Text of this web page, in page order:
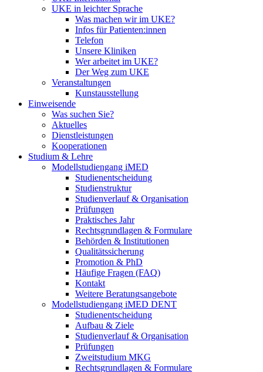
UKE in leichter Sprache
Was machen wir im UKE?
Infos für Patienten:innen
Telefon
Unsere Kliniken
Wer arbeitet im UKE?
Der Weg zum UKE
Veranstaltungen
Kunstausstellung
Einweisende
Was suchen Sie?
Aktuelles
Dienstleistungen
Kooperationen
Studium & Lehre
Modellstudiengang iMED
Studienentscheidung
Studienstruktur
Studienverlauf & Organisation
Prüfungen
Praktisches Jahr
Rechtsgrundlagen & Formulare
Behörden & Institutionen
Qualitätssicherung
Promotion & PhD
Häufige Fragen (FAQ)
Kontakt
Weitere Beratungsangebote
Modellstudiengang iMED DENT
Studienentscheidung
Aufbau & Ziele
Studienverlauf & Organisation
Prüfungen
Zweitstudium MKG
Rechtsgrundlagen & Formulare